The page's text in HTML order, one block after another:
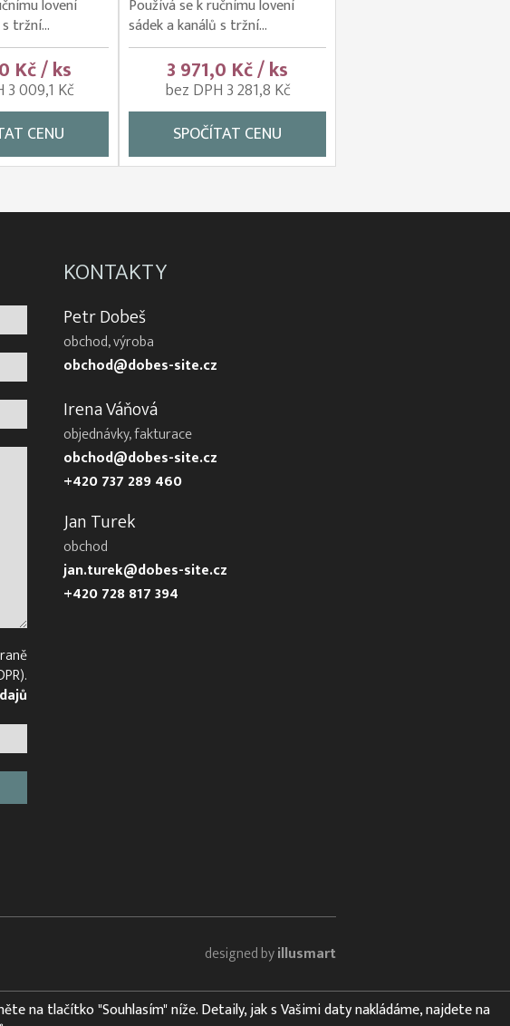
lovení
tržní...
Kč / ks
3 009,1 Kč
CENU
Používá se k ručnímu lovení
sádek a kanálů s tržní...
3 971,0 Kč / ks
bez DPH 3 281,8 Kč
SPOČÍTAT CENU
KONTAKTY
Petr Dobeš
obchod, výroba
obchod@dobes-site.cz
Irena Váňová
objednávky, fakturace
obchod@dobes-site.cz
+420 737 289 460
Jan Turek
obchod
jan.turek@dobes-site.cz
+420 728 817 394
designed byillusmart
na tlačítko "Souhlasím" níže. Detaily, jak s Vašimi daty nakládáme, najdete na